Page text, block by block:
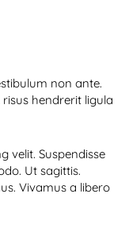
non ante.
hendrerit ligula
velit. Suspendisse
Ut sagittis.
Vivamus a libero